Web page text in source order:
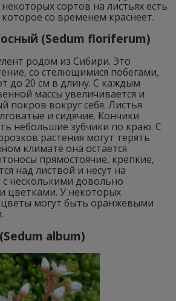
сортов на листьях есть
со временем краснеет.
(Sedum floriferum)
родом из Сибири. Это
со стелющимися побегами,
до 20 см в длину. С каждым
массы увеличивается и
покров вокруг себя. Листья
и сидячие. Кончики
небольшие зубчики по краю. С
растения могут терять
климате она остается
прямостоячие, крепкие,
над листвой и несут на
несколькими довольно
цветками. У некоторых
могут быть оранжевыми
album)